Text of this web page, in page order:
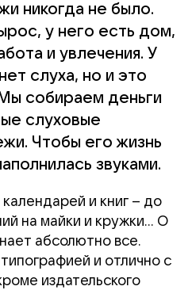
никогда не было.
у него есть дом,
и увлечения. У
слуха, но и это
собираем деньги
слуховые
Чтобы его жизнь
звуками.
и книг – до
на майки и кружки... О
абсолютно все.
и отлично с
издательского